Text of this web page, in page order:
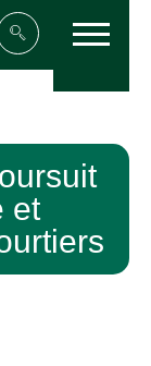
Afficher/
Menu
et